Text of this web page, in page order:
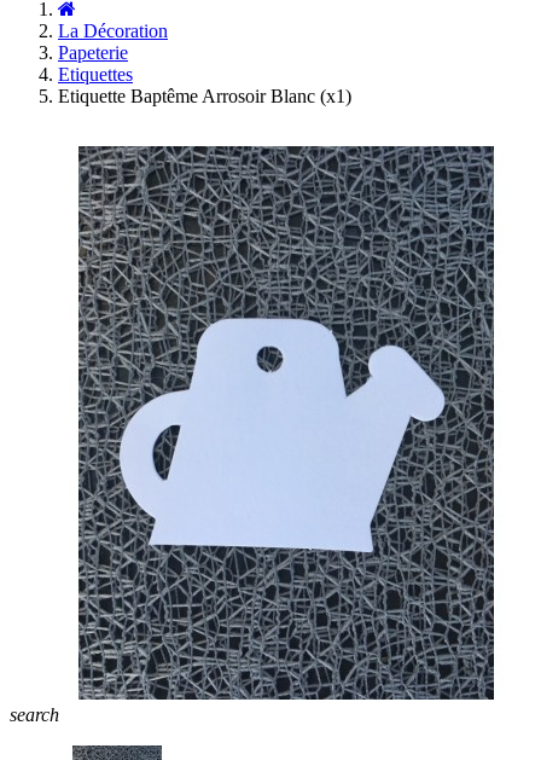
La Décoration
Papeterie
Etiquettes
Etiquette Baptême Arrosoir Blanc (x1)
search